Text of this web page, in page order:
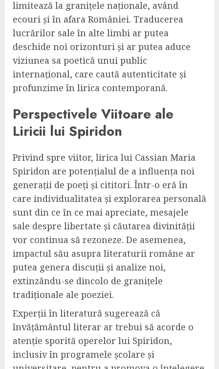
limitează la granițele naționale, având
ecouri și în afara României. Traducerea
lucrărilor sale în alte limbi ar putea
deschide noi orizonturi și ar putea aduce
viziunea sa poetică unui public
internațional, care caută autenticitate și
profunzime în lirica contemporană.
Perspectivele Viitoare ale
Liricii lui Spiridon
Privind spre viitor, lirica lui Cassian Maria
Spiridon are potențialul de a influența noi
generații de poeți și cititori. Într-o eră în
care individualitatea și explorarea personală
sunt din ce în ce mai apreciate, mesajele
sale despre libertate și căutarea divinității
vor continua să rezoneze. De asemenea,
impactul său asupra literaturii române ar
putea genera discuții și analize noi,
extinzându-se dincolo de granițele
tradiționale ale poeziei.
Experții în literatură sugerează că
învățământul literar ar trebui să acorde o
atenție sporită operelor lui Spiridon,
inclusiv în programele școlare și